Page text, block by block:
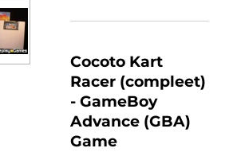
Cocoto Kart
Racer (compleet)
- GameBoy
Advance (GBA)
Game